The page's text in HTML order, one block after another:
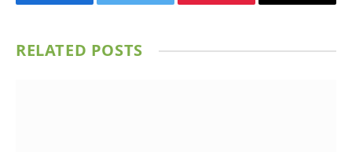
Facebook Twitter Pinterest Email
RELATED POSTS